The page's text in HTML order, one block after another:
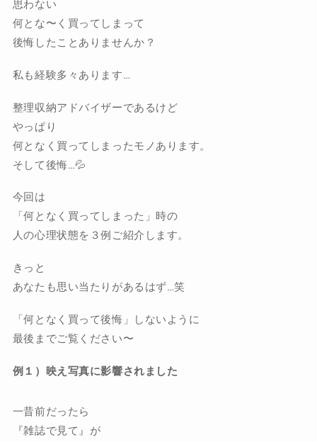
思わない
何とな〜く買ってしまって
後悔したことありませんか？
私も経験多々あります…
整理収納アドバイザーであるけど
やっぱり
何となく買ってしまったモノあります。
そして後悔…💦
今回は
「何となく買ってしまった」時の
人の心理状態を３例ご紹介します。
きっと
あなたも思い当たりがあるはず…笑
「何となく買って後悔」しないように
最後までご覧ください〜
例１）映え写真に影響されました
一昔前だったら
『雑誌で見て』が